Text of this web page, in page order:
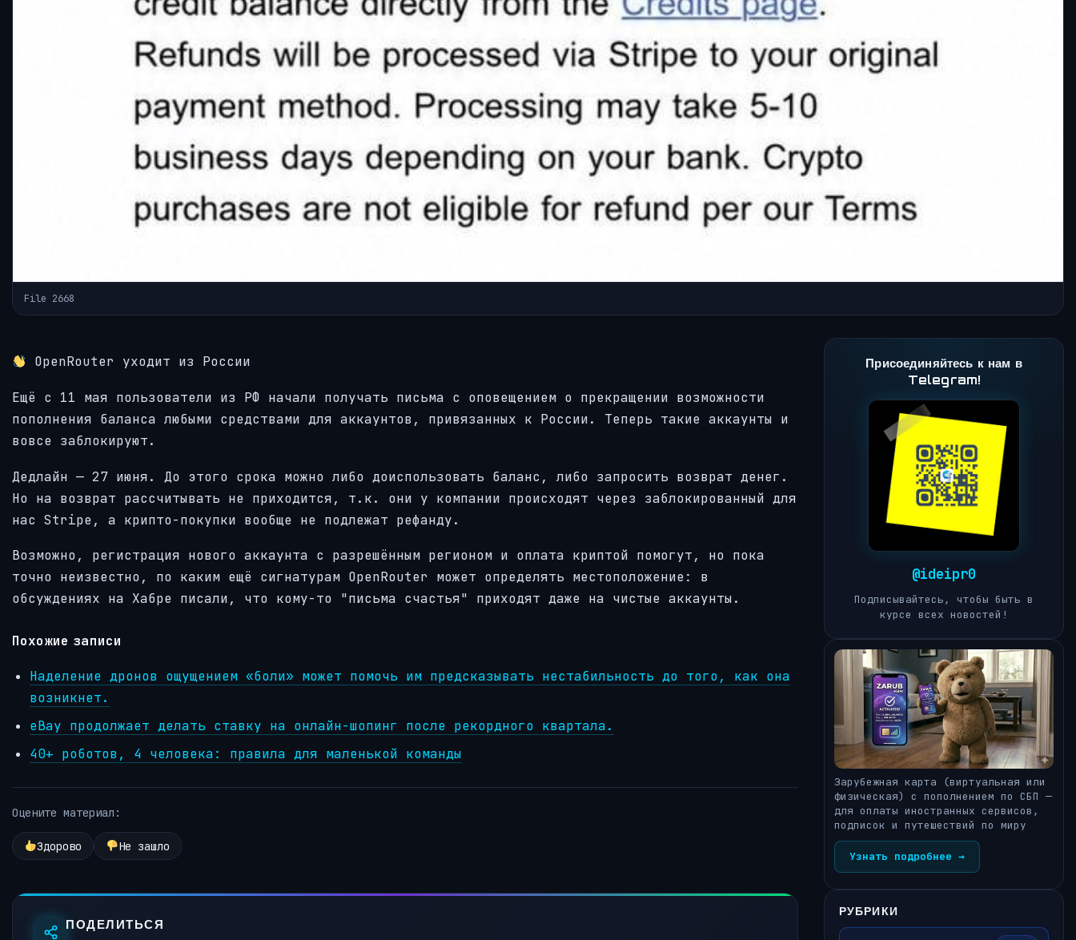
File 2668
OpenRouter уходит из России
Ещё с 11 мая пользователи из РФ начали получать письма с оповещением о прекращении возможности
пополнения баланса любыми средствами для аккаунтов, привязанных к России. Теперь такие аккаунты и
вовсе заблокируют.
Дедлайн — 27 июня. До этого срока можно либо доиспользовать баланс, либо запросить возврат денег.
Но на возврат рассчитывать не приходится, т.к. они у компании происходят через заблокированный для
нас Stripe, а крипто-покупки вообще не подлежат рефанду.
Возможно, регистрация нового аккаунта с разрешённым регионом и оплата криптой помогут, но пока
точно неизвестно, по каким ещё сигнатурам OpenRouter может определять местоположение: в
обсуждениях на Хабре писали, что кому-то "письма счастья" приходят даже на чистые аккаунты.
Похожие записи
Наделение дронов ощущением «боли» может помочь им предсказывать нестабильность до того, как она
возникнет.
eBay продолжает делать ставку на онлайн-шопинг после рекордного квартала.
40+ роботов, 4 человека: правила для маленькой команды
Оцените материал:
Здорово Не зашло
ПОДЕЛИТЬСЯ
Присоединяйтесь к нам в
Telegram!
@ideipr0
Подписывайтесь, чтобы быть в
курсе всех новостей!
Зарубежная карта (виртуальная или
физическая) с пополнением по СБП —
для оплаты иностранных сервисов,
подписок и путешествий по миру
Узнать подробнее →
РУБРИКИ